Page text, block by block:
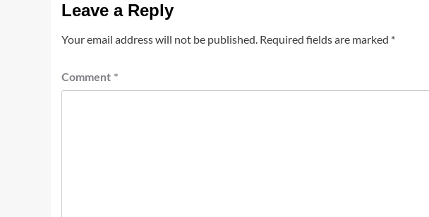
Leave a Reply
Your email address will not be published. Required fields are marked *
Comment *